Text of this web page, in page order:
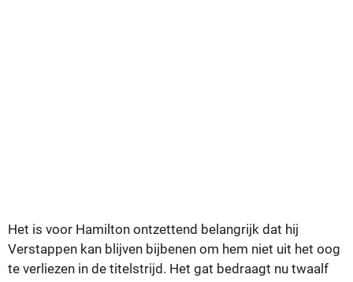
Het is voor Hamilton ontzettend belangrijk dat hij
Verstappen kan blijven bijbenen om hem niet uit het oog
te verliezen in de titelstrijd. Het gat bedraagt nu twaalf